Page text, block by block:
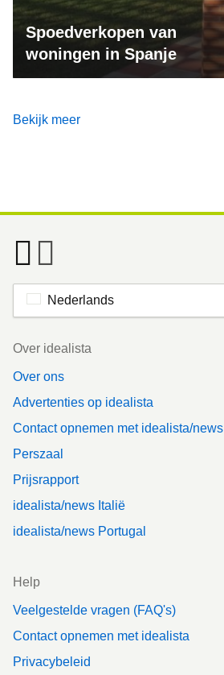
Spoedverkopen van
woningen in Spanje
Bekijk meer
Nederlands
Footer
Over idealista
Over ons
Advertenties op idealista
Contact opnemen met idealista/news
Perszaal
Prijsrapport
idealista/news Italië
idealista/news Portugal
Help
Veelgestelde vragen (FAQ's)
Contact opnemen met idealista
Privacybeleid